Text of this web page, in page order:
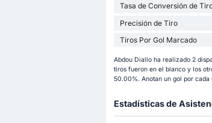
Tasa de Conversión de
Precisión de Tiro
Tiros Por Gol Marcado
Abdou Diallo ha realizado 2
tiros fueron en el blanco y los
50.00%. Anotan un gol por
Estadísticas de